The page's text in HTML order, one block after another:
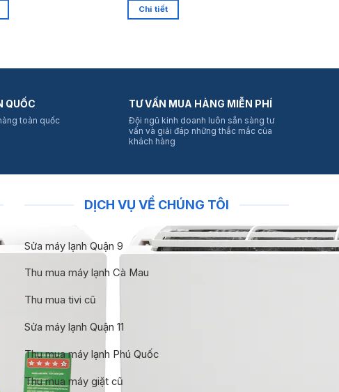
Chi tiết
QUỐC
toàn quốc
TƯ VẤN MUA HÀNG MIỄN PHÍ
Đội ngũ kinh doanh luôn sẵn sàng tư
vấn và giải đáp những thắc mắc của
khách hàng
DỊCH VỤ VỀ CHÚNG TÔI
Sửa máy lạnh Quận 9
Thu mua máy lạnh Cà Mau
Thu mua tivi cũ
Sửa máy lạnh Quận 11
Thu mua máy lạnh Phú Quốc
Thu mua máy giặt cũ